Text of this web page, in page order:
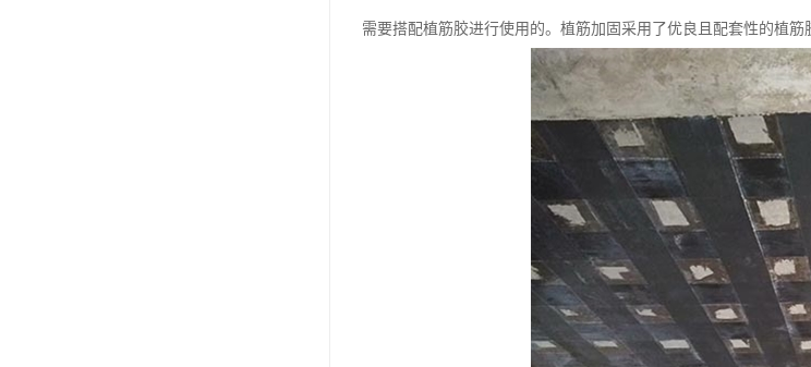
需要搭配植筋胶进行使用的。植筋加固采用了优良且配套性的植筋